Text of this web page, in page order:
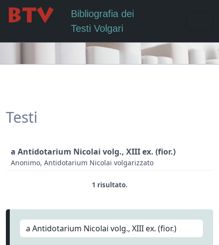
Bibliografia dei
Testi Volgari
Testi
a Antidotarium Nicolai volg., XIII ex. (fior.)
Anonimo, Antidotarium Nicolai volgarizzato
1 risultato.